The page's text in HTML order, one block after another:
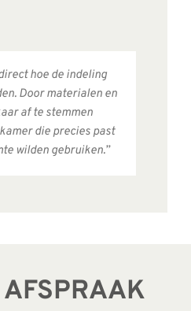
hoe de indeling
Door materialen en
af te stemmen
die precies past
wilden gebruiken.”